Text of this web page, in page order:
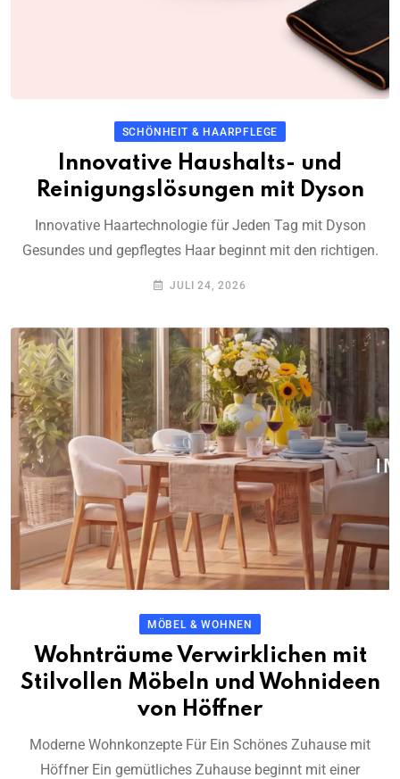
SCHÖNHEIT & HAARPFLEGE
Innovative Haushalts- und
Reinigungslösungen mit Dyson
Innovative Haartechnologie für Jeden Tag mit Dyson
Gesundes und gepflegtes Haar beginnt mit den richtigen.
JULI 24, 2026
MÖBEL & WOHNEN
Wohnträume Verwirklichen mit
Stilvollen Möbeln und Wohnideen
von Höffner
Moderne Wohnkonzepte Für Ein Schönes Zuhause mit
Höffner Ein gemütliches Zuhause beginnt mit einer